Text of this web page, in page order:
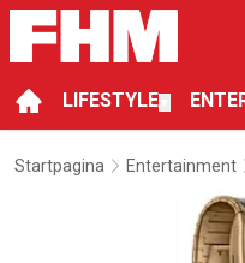
LIFESTYLE
Startpagina Entertainment